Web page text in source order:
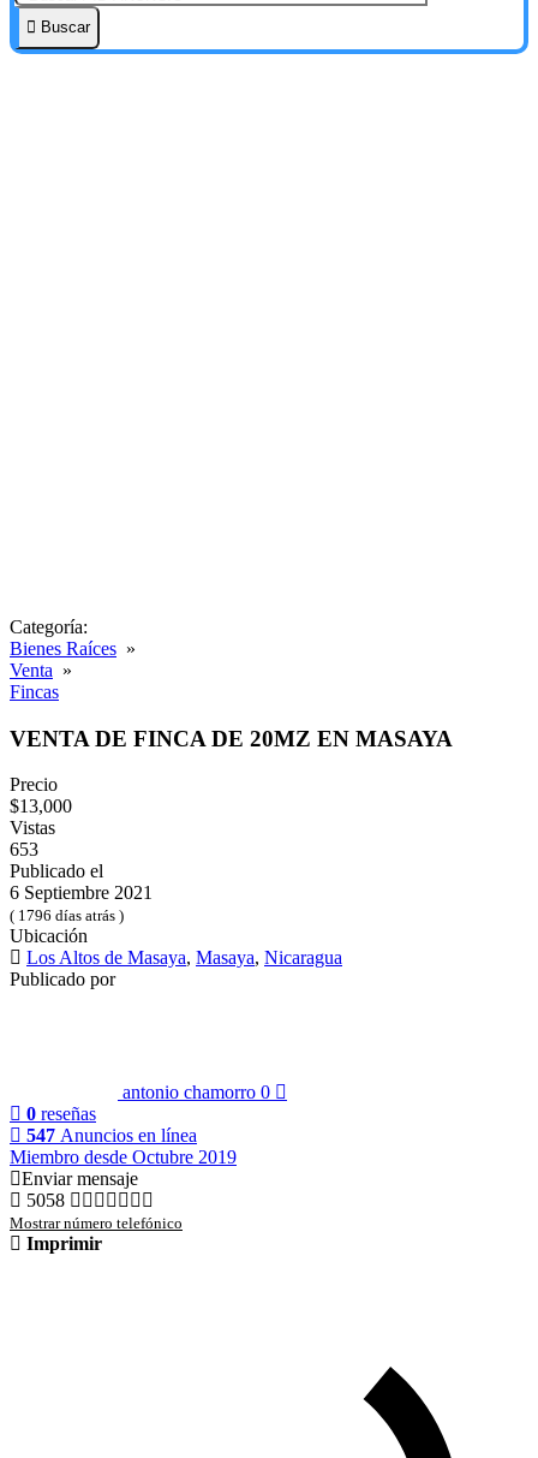
Buscar
Categoría:
Bienes Raíces »
Venta »
Fincas
VENTA DE FINCA DE 20MZ EN MASAYA
Precio
$13,000
Vistas
653
Publicado el
6 Septiembre 2021
( 1796 días atrás )
Ubicación
Los Altos de Masaya, Masaya, Nicaragua
Publicado por
antonio chamorro 0
0 reseñas
547 Anuncios en línea
Miembro desde Octubre 2019
Enviar mensaje
5058
Mostrar número telefónico
Imprimir